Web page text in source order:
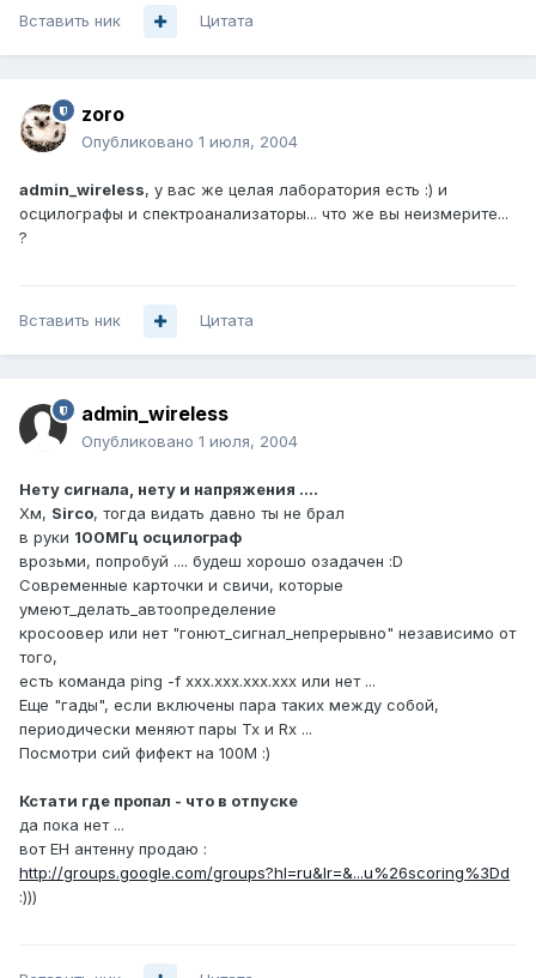
Вставить ник Цитата
zoro
Опубликовано 1 июля, 2004
admin_wireless, у вас же целая лаборатория есть :) и
осцилографы и спектроанализаторы... что же вы неизмерите...
?
Вставить ник Цитата
admin_wireless
Опубликовано 1 июля, 2004
Нету сигнала, нету и напряжения ....
Хм, Sirco, тогда видать давно ты не брал
в руки 100МГц осцилограф
врозьми, попробуй .... будеш хорошо озадачен :D
Современные карточки и свичи, которые
умеют_делать_автоопределение
кросоовер или нет "гонют_сигнал_непрерывно" независимо от
того,
есть команда ping -f xxx.xxx.xxx.xxx или нет ...
Еще "гады", если включены пара таких между собой,
периодически меняют пары Tx и Rx ...
Посмотри сий фифект на 100M :)
Кстати где пропал - что в отпуске
да пока нет ...
вот EH антенну продаю :
http://groups.google.com/groups?hl=ru&lr=&...u%26scoring%3Dd
:)))